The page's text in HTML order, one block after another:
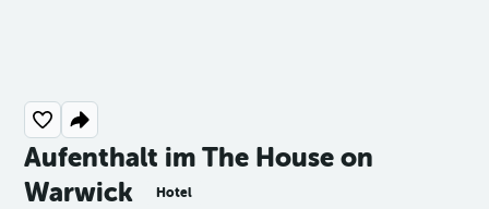
Aufenthalt im The House on
Warwick
Hotel